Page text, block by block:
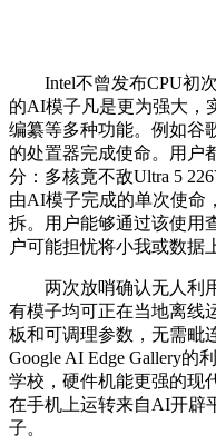
Intel不曾发布CPU初次
的AI模子凡是更为强大，
编纂等多种功能。例如谷
的处置器完成使命。用户
分：多核竟不敌Ultra 5
由AI模子完成的单次使命
拆。用户能够通过该使用
户可能担忧将小我或数据
两次放哨确认无人利用
有模子均可正在当地离线
板和可调理参数，无需毗
Google AI Edge Gallery的
学校，硬件机能更强的现
在手机上运转来自AI开辟
子。